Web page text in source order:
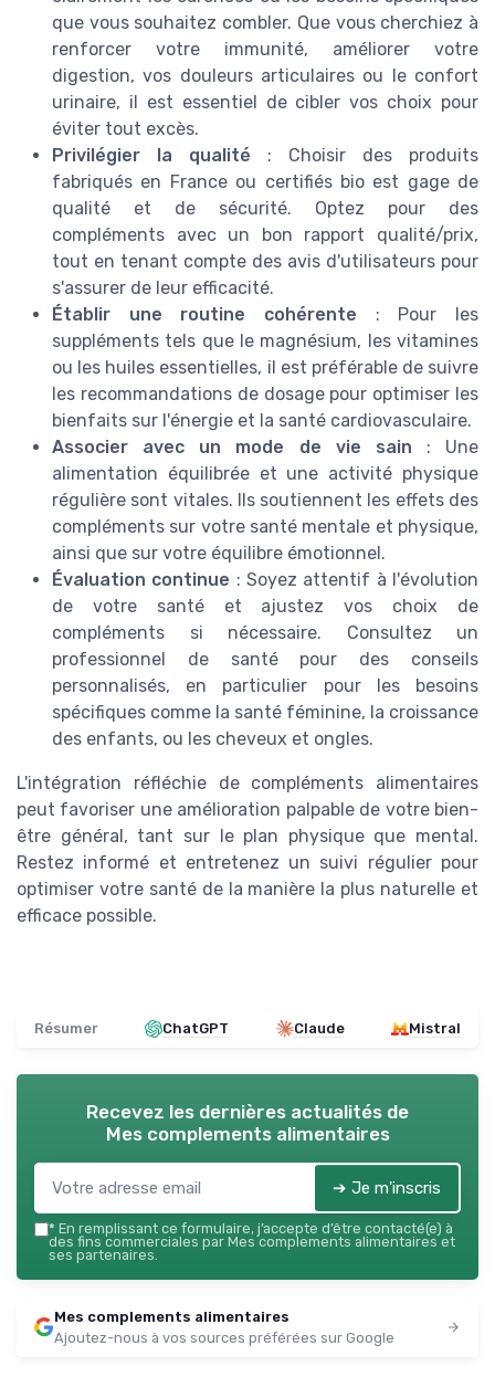
que vous souhaitez combler. Que vous cherchiez à
renforcer votre immunité, améliorer votre
digestion, vos douleurs articulaires ou le confort
urinaire, il est essentiel de cibler vos choix pour
éviter tout excès.
Privilégier la qualité : Choisir des produits
fabriqués en France ou certifiés bio est gage de
qualité et de sécurité. Optez pour des
compléments avec un bon rapport qualité/prix,
tout en tenant compte des avis d'utilisateurs pour
s'assurer de leur efficacité.
Établir une routine cohérente : Pour les
suppléments tels que le magnésium, les vitamines
ou les huiles essentielles, il est préférable de suivre
les recommandations de dosage pour optimiser les
bienfaits sur l'énergie et la santé cardiovasculaire.
Associer avec un mode de vie sain : Une
alimentation équilibrée et une activité physique
régulière sont vitales. Ils soutiennent les effets des
compléments sur votre santé mentale et physique,
ainsi que sur votre équilibre émotionnel.
Évaluation continue : Soyez attentif à l'évolution
de votre santé et ajustez vos choix de
compléments si nécessaire. Consultez un
professionnel de santé pour des conseils
personnalisés, en particulier pour les besoins
spécifiques comme la santé féminine, la croissance
des enfants, ou les cheveux et ongles.
L'intégration réfléchie de compléments alimentaires
peut favoriser une amélioration palpable de votre bien-
être général, tant sur le plan physique que mental.
Restez informé et entretenez un suivi régulier pour
optimiser votre santé de la manière la plus naturelle et
efficace possible.
Résumer ChatGPT Claude Mistral
Recevez les dernières actualités de
Mes complements alimentaires
➔ Je m'inscris
* En remplissant ce formulaire, j’accepte d’être contacté(e) à
des fins commerciales par Mes complements alimentaires et
ses partenaires.
Mes complements alimentaires
Ajoutez-nous à vos sources préférées sur Google